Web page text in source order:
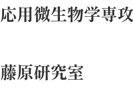
応用微生物学専攻
藤原研究室